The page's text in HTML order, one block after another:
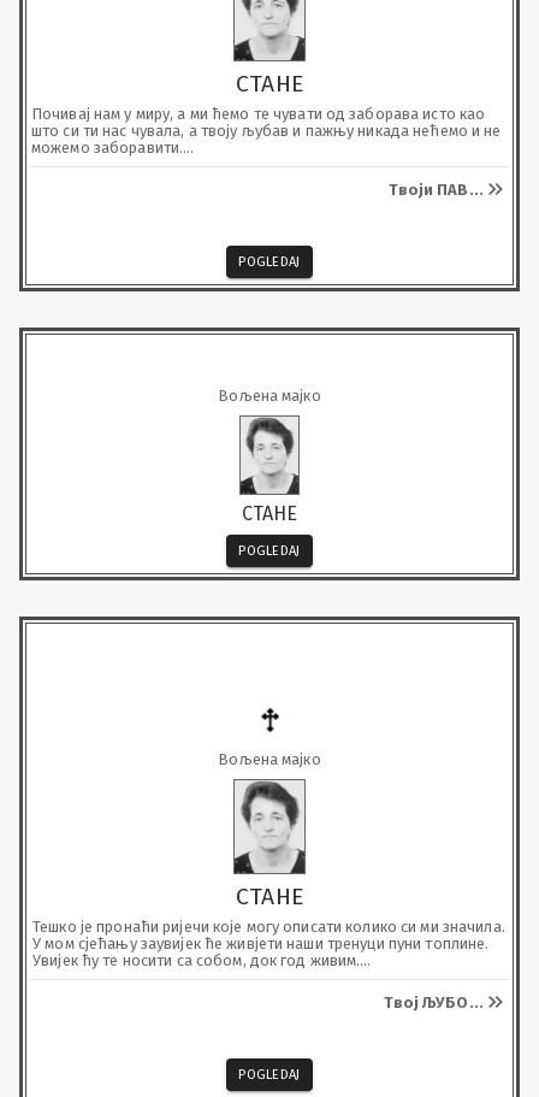
СТАНЕ
Почивај нам у миру, а ми ћемо те чувати од заборава исто као
што си ти нас чувала, а твоју љубав и пажњу никада нећемо и не
можемо заборавити.
Нека нам те анђели чувају.
Твоји ПАВ ...
POGLEDAJ
Вољена мајко
СТАНЕ
POGLEDAJ
Вољена мајко
СТАНЕ
Тешко је пронаћи ријечи које могу описати колико си ми значила.
У мом сјећању заувијек ће живјети наши тренуци пуни топлине.
Увијек ћу те носити са собом, док год живим.
Нека ти је вјечна памијат, а Бог нека ти подари Царство небеско.
Твој ЉУБО ...
POGLEDAJ